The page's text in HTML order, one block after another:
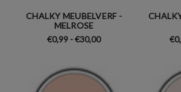
CHALKY MEUBELVERF -
MELROSE
€0,99 - €30,00